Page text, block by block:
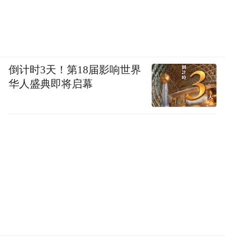
倒计时3天！第18届影响世界
华人盛典即将启幕